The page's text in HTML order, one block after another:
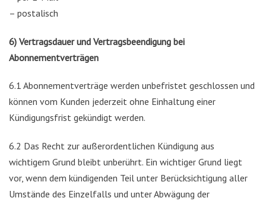
– postalisch
6) Vertragsdauer und Vertragsbeendigung bei
Abonnementverträgen
6.1 Abonnementverträge werden unbefristet geschlossen und
können vom Kunden jederzeit ohne Einhaltung einer
Kündigungsfrist gekündigt werden.
6.2 Das Recht zur außerordentlichen Kündigung aus
wichtigem Grund bleibt unberührt. Ein wichtiger Grund liegt
vor, wenn dem kündigenden Teil unter Berücksichtigung aller
Umstände des Einzelfalls und unter Abwägung der